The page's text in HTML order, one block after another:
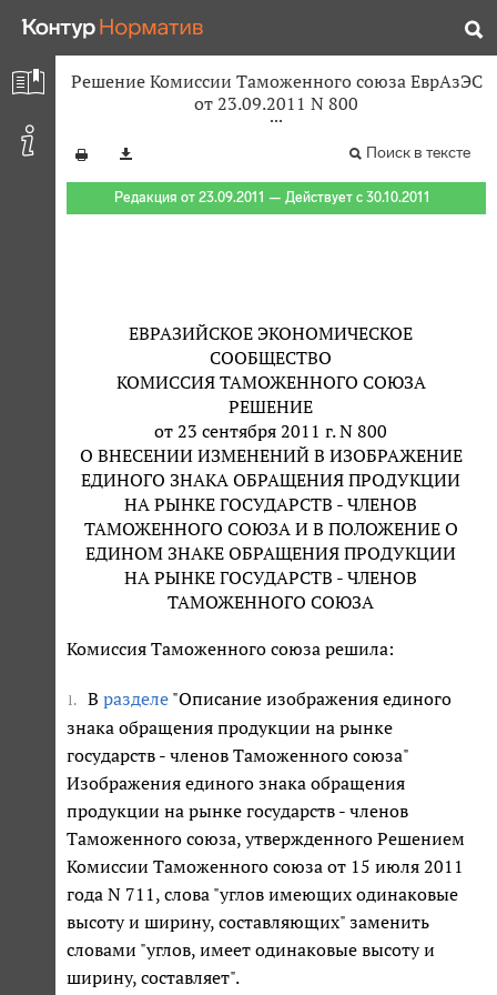
Решение Комиссии Таможенного союза ЕврАзЭС
от 23.09.2011 N 800
Поиск в тексте
Редакция от 23.09.2011 — Действует с 30.10.2011
ЕВРАЗИЙСКОЕ ЭКОНОМИЧЕСКОЕ
СООБЩЕСТВО
КОМИССИЯ ТАМОЖЕННОГО СОЮЗА
РЕШЕНИЕ
от 23 сентября 2011 г. N 800
О ВНЕСЕНИИ ИЗМЕНЕНИЙ В ИЗОБРАЖЕНИЕ
ЕДИНОГО ЗНАКА ОБРАЩЕНИЯ ПРОДУКЦИИ
НА РЫНКЕ ГОСУДАРСТВ - ЧЛЕНОВ
ТАМОЖЕННОГО СОЮЗА И В ПОЛОЖЕНИЕ О
ЕДИНОМ ЗНАКЕ ОБРАЩЕНИЯ ПРОДУКЦИИ
НА РЫНКЕ ГОСУДАРСТВ - ЧЛЕНОВ
ТАМОЖЕННОГО СОЮЗА
Комиссия Таможенного союза решила:
1. В разделе "Описание изображения единого
знака обращения продукции на рынке
государств - членов Таможенного союза"
Изображения единого знака обращения
продукции на рынке государств - членов
Таможенного союза, утвержденного Решением
Комиссии Таможенного союза от 15 июля 2011
года N 711, слова "углов имеющих одинаковые
высоту и ширину, составляющих" заменить
словами "углов, имеет одинаковые высоту и
ширину, составляет".